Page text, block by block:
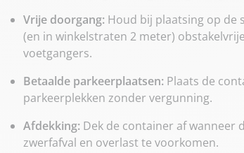
Vrije doorgang: Houd bij plaatsing op de
(en in winkelstraten 2 meter)
voetgangers.
Betaalde parkeerplaatsen: Plaats de
parkeerplekken zonder vergunning.
Afdekking: Dek de container af wanneer
zwerfafval en overlast te voorkomen.